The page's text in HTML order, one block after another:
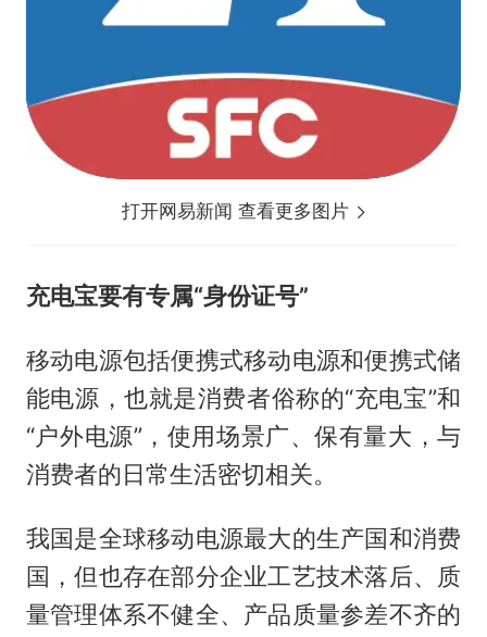
打开网易新闻 查看更多图片
充电宝要有专属“身份证号”
移动电源包括便携式移动电源和便携式储
能电源，也就是消费者俗称的“充电宝”和
“户外电源”，使用场景广、保有量大，与
消费者的日常生活密切相关。
我国是全球移动电源最大的生产国和消费
国，但也存在部分企业工艺技术落后、质
量管理体系不健全、产品质量参差不齐的